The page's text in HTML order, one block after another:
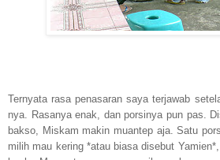
Ternyata rasa penasaran saya terjawab
nya. Rasanya enak, dan porsinya pun pas.
bakso, Miskam makin muantep aja. Satu
milih mau kering *atau biasa disebut